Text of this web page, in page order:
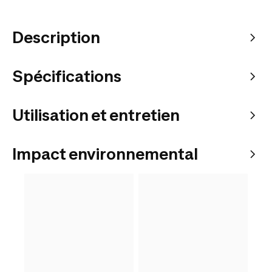
Description
Spécifications
Utilisation et entretien
Impact environnemental